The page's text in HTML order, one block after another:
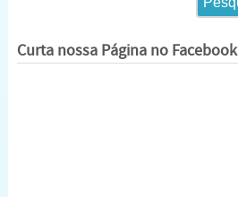
Curta nossa Página no Facebook